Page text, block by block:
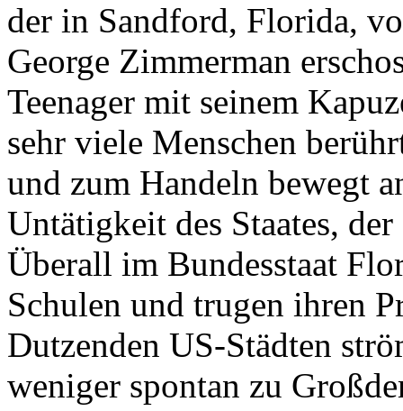
der in Sandford, Florida,
George Zimmerman
Teenager mit seinem
sehr viele Menschen
und zum Handeln bewegt
Untätigkeit des Staates,
Überall im Bundesstaat
Schulen und trugen ihren
Dutzenden US-Städten
weniger spontan zu